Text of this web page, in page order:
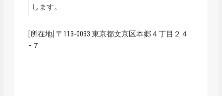
します。
[所在地] 〒113-0033 東京都文京区本郷４丁目２４
−７